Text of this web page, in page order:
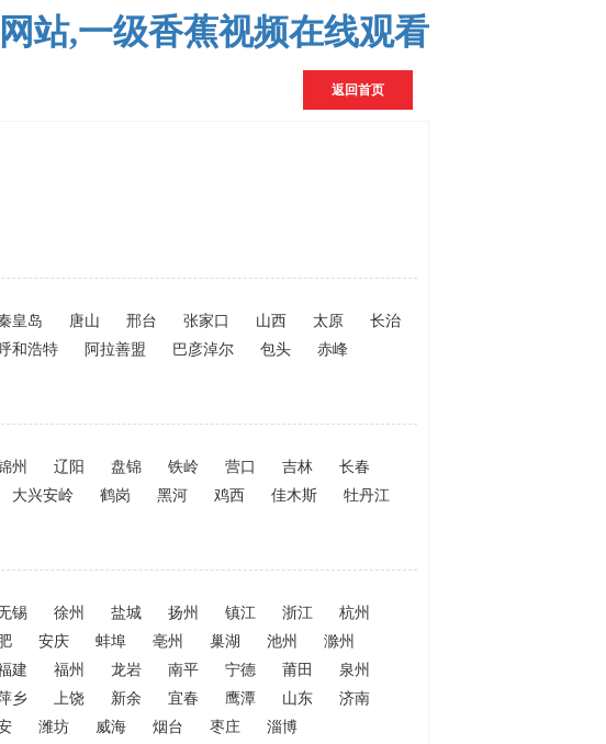
站,一级香蕉视频在线观看
返回首页
皇岛 唐山 邢台 张家口 山西 太原
长治
和浩特 阿拉善盟 巴彦淖尔 包头
赤峰
州 辽阳 盘锦 铁岭 营口 吉林
长春
大兴安岭 鹤岗 黑河 鸡西 佳木斯
牡丹江
锡 徐州 盐城 扬州 镇江 浙江
杭州
安庆 蚌埠 亳州 巢湖 池州
滁州
建 福州 龙岩 南平 宁德 莆田
泉州
乡 上饶 新余 宜春 鹰潭 山东
济南
潍坊 威海 烟台 枣庄 淄博